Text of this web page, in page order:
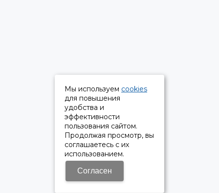
Мы используем cookies
для повышения
удобства и
эффективности
пользования сайтом.
Продолжая просмотр, вы
соглашаетесь с их
использованием.
Согласен